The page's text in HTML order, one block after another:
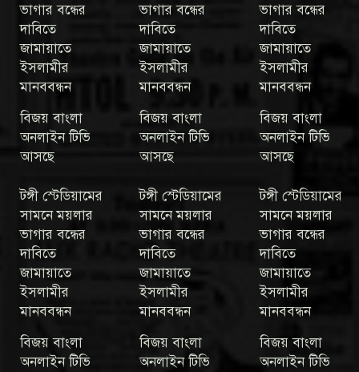
ভাগার বন্ধের
দাবিতে
জামায়াতে
ইসলামীর
মানববন্ধন
বিজয় বাংলা
অনলাইন টিভি
আসছে
ভাগার বন্ধের
দাবিতে
জামায়াতে
ইসলামীর
মানববন্ধন
বিজয় বাংলা
অনলাইন টিভি
আসছে
ভাগার বন্ধের
দাবিতে
জামায়াতে
ইসলামীর
মানববন্ধন
বিজয় বাংলা
অনলাইন টিভি
আসছে
টঙ্গী স্টেডিয়ামের
সামনে ময়লার
ভাগার বন্ধের
দাবিতে
জামায়াতে
ইসলামীর
মানববন্ধন
বিজয় বাংলা
অনলাইন টিভি
টঙ্গী স্টেডিয়ামের
সামনে ময়লার
ভাগার বন্ধের
দাবিতে
জামায়াতে
ইসলামীর
মানববন্ধন
বিজয় বাংলা
অনলাইন টিভি
টঙ্গী স্টেডিয়ামের
সামনে ময়লার
ভাগার বন্ধের
দাবিতে
জামায়াতে
ইসলামীর
মানববন্ধন
বিজয় বাংলা
অনলাইন টিভি